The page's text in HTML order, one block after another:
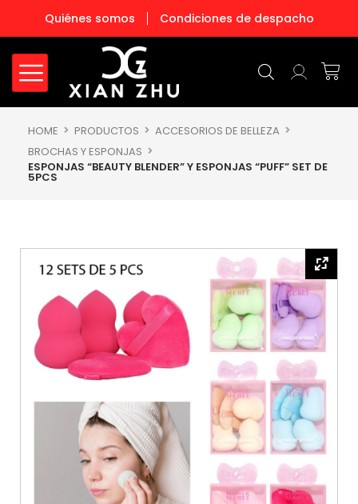
contenido
Quiénes somos Condiciones de despacho
HOME PRODUCTOS
ACCESORIOS DE BELLEZA
BROCHAS Y ESPONJAS
ESPONJAS “BEAUTY BLENDER” Y ESPONJAS “PUFF” SET DE
5PCS